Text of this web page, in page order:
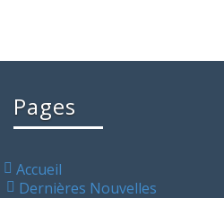
Pages
Accueil
Dernières Nouvelles